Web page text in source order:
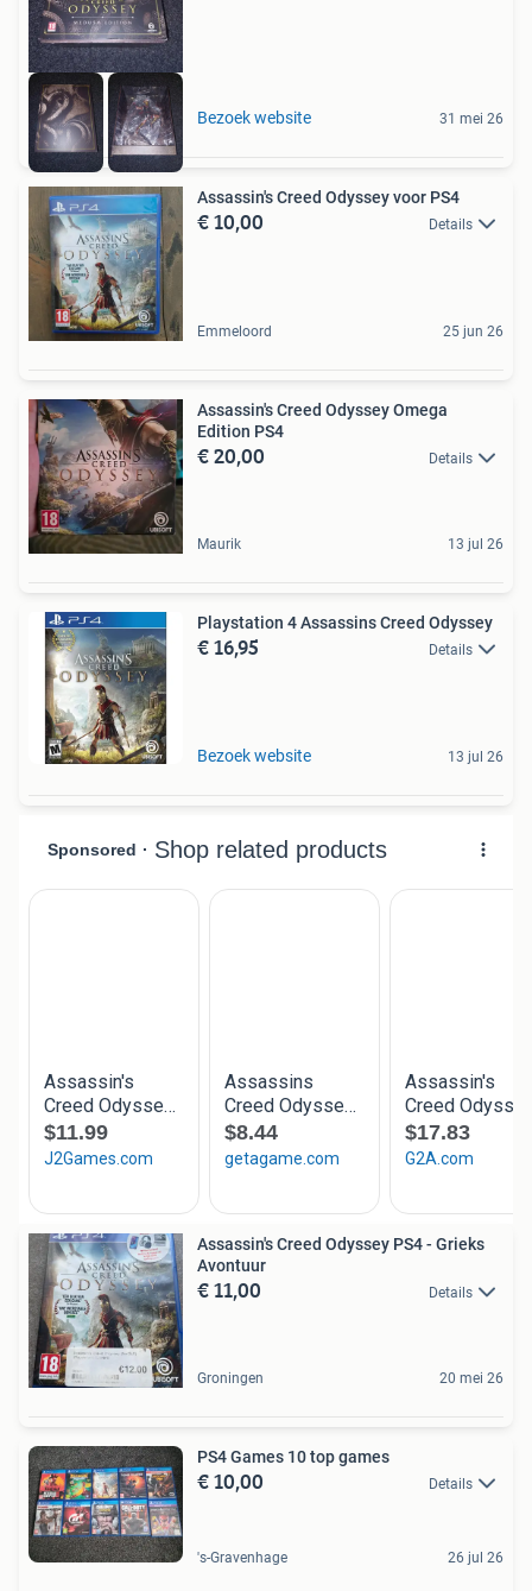
Bezoek website 31 mei 26
Assassin's Creed Odyssey voor PS4
€ 10,00 Details
Emmeloord 25 jun 26
Assassin's Creed Odyssey Omega
Edition PS4
€ 20,00 Details
Maurik 13 jul 26
Playstation 4 Assassins Creed Odyssey
€ 16,95 Details
Bezoek website 13 jul 26
Assassin's Creed Odyssey PS4 - Grieks
Avontuur
€ 11,00 Details
Groningen 20 mei 26
PS4 Games 10 top games
€ 10,00 Details
's-Gravenhage 26 jul 26